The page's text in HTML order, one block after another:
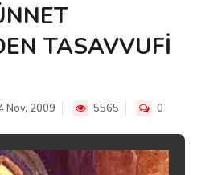
TASAVVUFİ
Nov, 2009 5565 0